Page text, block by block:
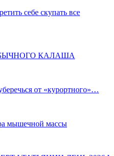
себе скупать все
КАЛАША
от «курортного»…
мышечной массы